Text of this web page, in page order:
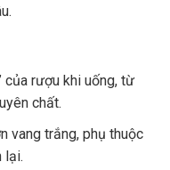
của rượu khi uống, từ
chất.
vang trắng, phụ thuộc
lại.